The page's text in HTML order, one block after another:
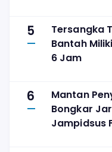
5
Tersangka
Bantah
6 Jam
6
Mantan
Bongkar
Jampidsus